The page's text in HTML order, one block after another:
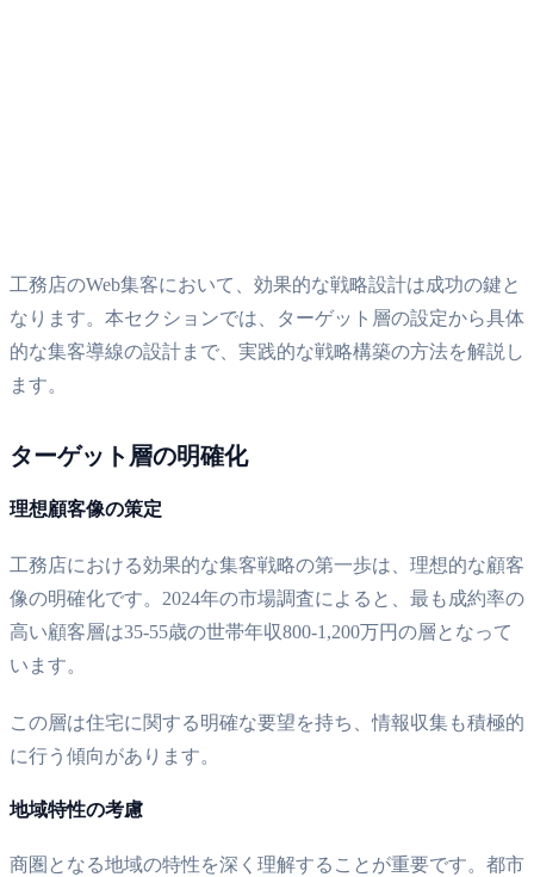
工務店のWeb集客において、効果的な戦略設計は成功の鍵と
なります。本セクションでは、ターゲット層の設定から具体
的な集客導線の設計まで、実践的な戦略構築の方法を解説し
ます。
ターゲット層の明確化
理想顧客像の策定
工務店における効果的な集客戦略の第一歩は、理想的な顧客
像の明確化です。2024年の市場調査によると、最も成約率の
高い顧客層は35-55歳の世帯年収800-1,200万円の層となって
います。
この層は住宅に関する明確な要望を持ち、情報収集も積極的
に行う傾向があります。
地域特性の考慮
商圏となる地域の特性を深く理解することが重要です。都市